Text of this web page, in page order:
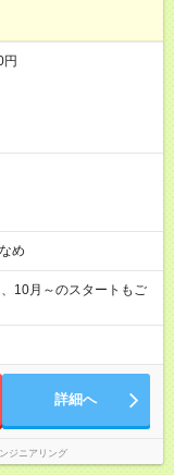
め
10月～のスタートもご
詳細へ
ジニアリング